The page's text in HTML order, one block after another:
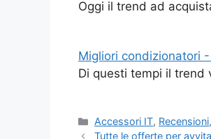
Oggi il trend ad
Migliori condizionatori
Di questi tempi il trend
Categorie
Accessori IT, Recensioni
Tutte le offerte per